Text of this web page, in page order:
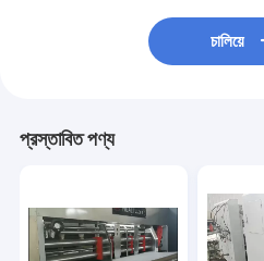
চালিয়ে
প্রস্তাবিত পণ্য